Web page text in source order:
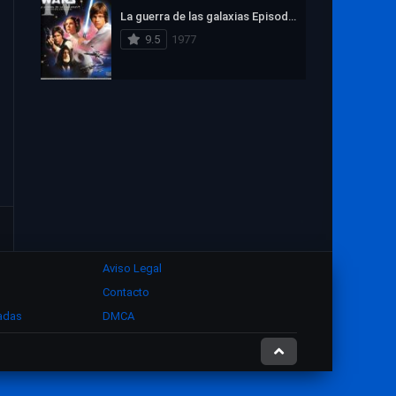
1969 1968
1966
1937
1936 1935 1934
La guerra de las galaxias Episodio IV: Una nueva esperanza
9.5
1977
Aviso Legal
Contacto
DMCA